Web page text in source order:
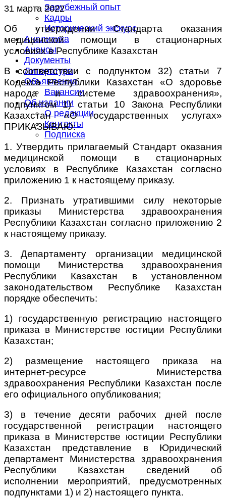
Зарубежный опыт
Кадры
Исторический экскурс
Аналитика
Анонсы
Документы
Литература
Объявления
Вакансии
Об издании
О редакции
Контакты
Подписка
31 марта 2022
Об утверждении Стандарта оказания
медицинской помощи в стационарных
условиях в Республике Казахстан
В соответствии с подпунктом 32) статьи 7
Кодекса Республики Казахстан «О здоровье
народа и системе здравоохранения»,
подпунктом 1) статьи 10 Закона Республики
Казахстан «О государственных услугах»
ПРИКАЗЫВАЮ:
1. Утвердить прилагаемый Стандарт оказания
медицинской помощи в стационарных
условиях в Республике Казахстан согласно
приложению 1 к настоящему приказу.
2. Признать утратившими силу некоторые
приказы Министерства здравоохранения
Республики Казахстан согласно приложению 2
к настоящему приказу.
3. Департаменту организации медицинской
помощи Министерства здравоохранения
Республики Казахстан в установленном
законодательством Республике Казахстан
порядке обеспечить:
1) государственную регистрацию настоящего
приказа в Министерстве юстиции Республики
Казахстан;
2) размещение настоящего приказа на
интернет-ресурсе Министерства
здравоохранения Республики Казахстан после
его официального опубликования;
3) в течение десяти рабочих дней после
государственной регистрации настоящего
приказа в Министерстве юстиции Республики
Казахстан представление в Юридический
департамент Министерства здравоохранения
Республики Казахстан сведений об
исполнении мероприятий, предусмотренных
подпунктами 1) и 2) настоящего пункта.